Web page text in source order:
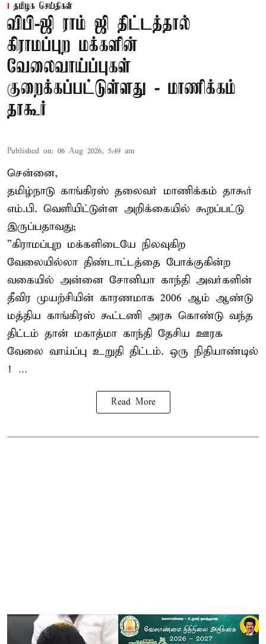
தமிழக செய்திகள்
விபி-ஜி ராம் ஜி திட்டத்தால்
கிராமப்புற மக்களின்
வேலைவாய்ப்புகள்
குறைக்கப்பட்டுள்ளது - மாணிக்கம்
தாகூர்
Published on: 06 Aug 2026, 5:49 am
சென்னை,
தமிழ்நாடு காங்கிரஸ் தலைவர் மாணிக்கம் தாகூர்
எம்.பி. வெளியிட்டுள்ள அறிக்கையில் கூறப்பட்டு
இருப்பதாவது;
”கிராமப்புற மக்களிடையே நிலவுகிற
வேலையில்லா திண்டாட்டத்தை போக்குகின்ற
வகையில் அன்னை சோனியா காந்தி அவர்களின்
தீவிர முயற்சியின் காரணமாக 2006 ஆம் ஆண்டு
மத்திய காங்கிரஸ் கூட்டணி அரசு கொண்டு வந்த
திட்டம் தான் மகாத்மா காந்தி தேசிய ஊரக
வேலை வாய்ப்பு உறுதி திட்டம். ஒரு நிதியாண்டில்
1 ...
Read More